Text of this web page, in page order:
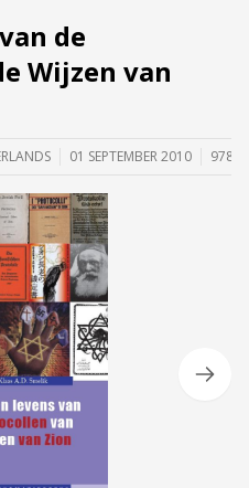
de
Wijzen van
01 SEPTEMBER 2010